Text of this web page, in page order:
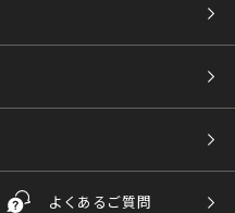
よくあるご質問